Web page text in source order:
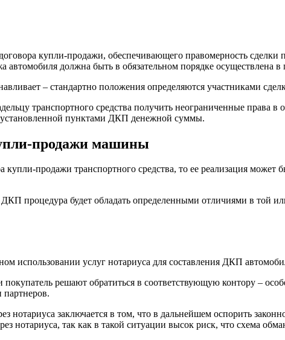
купли-продажи, обеспечивающего правомерность сделки
автомобиля должна быть в обязательном порядке осуществлена
– стандартно положения определяются участниками
транспортного средства получить неограниченные права
установленной пунктами ДКП денежной суммы.
продажи машины
купли-продажи транспортного средства, то ее реализация
процедура будет обладать определенными отличиями в той
использовании услуг нотариуса для составления ДКП
решают обратиться в соответствующую контору –
партнеров.
заключается в том, что в дальнейшем оспорить
нотариуса, так как в такой ситуации высок риск, что схема